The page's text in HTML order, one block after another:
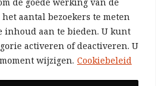
aantal bezoekers te meten
inhoud aan te bieden. U kunt
activeren of deactiveren. U
wijzigen. Cookiebeleid
commerciële
rijke sponsors), zijn we
ons tijdschrift uitsluitend
steun van onze